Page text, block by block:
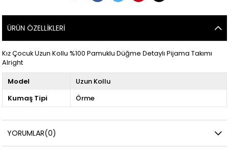
ÜRÜN ÖZELLIKLERI
Kız Çocuk Uzun Kollu %100 Pamuklu Düğme Detaylı Pijama Takımı
Alright
Model
Uzun Kollu
Kumaş Tipi
Örme
YORUMLAR(0)